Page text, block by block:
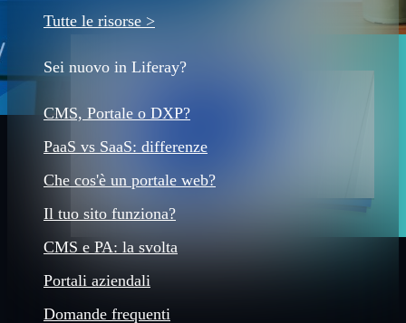
Tutte le risorse >
Sei nuovo in Liferay?
CMS, Portale o DXP?
PaaS vs SaaS: differenze
Che cos'è un portale web?
Il tuo sito funziona?
CMS e PA: la svolta
Portali aziendali
Domande frequenti